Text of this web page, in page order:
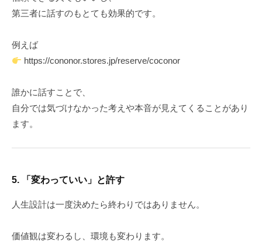
第三者に話すのもとても効果的です。
例えば
https://cononor.stores.jp/reserve/coconor
誰かに話すことで、
自分では気づけなかった考えや本音が見えてくることがあり
ます。
5. 「変わっていい」と許す
人生設計は一度決めたら終わりではありません。
価値観は変わるし、環境も変わります。